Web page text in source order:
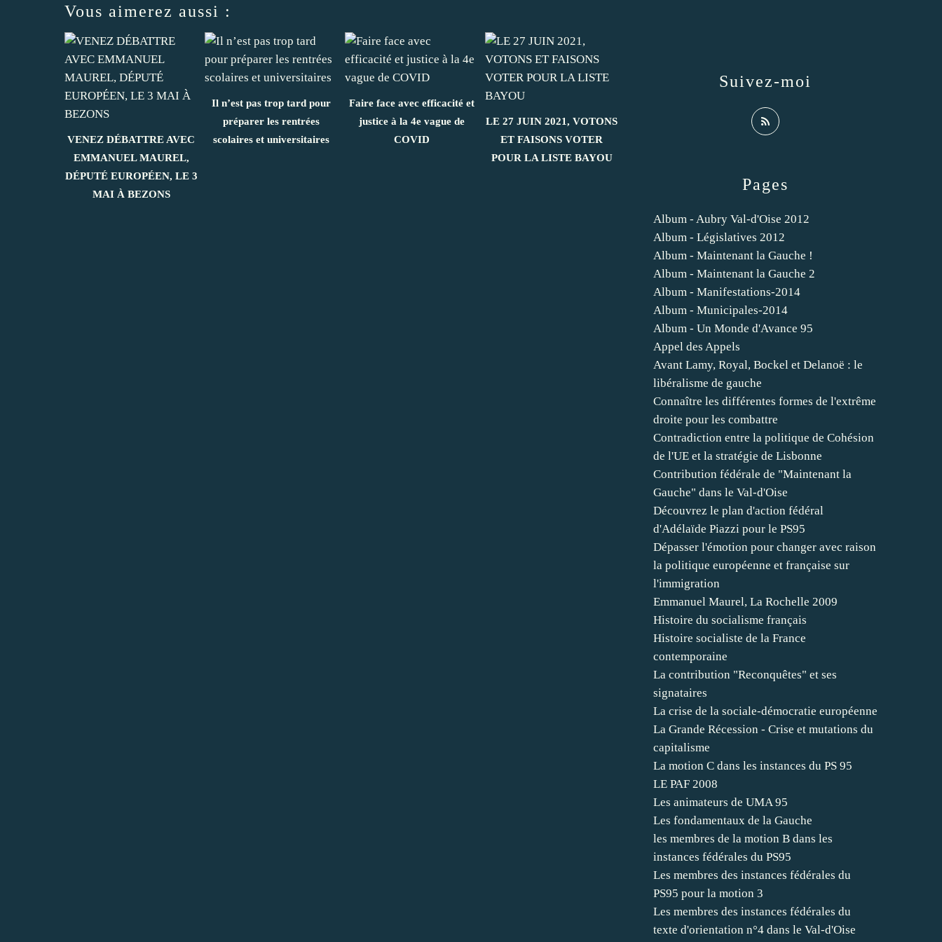
Vous aimerez aussi :
VENEZ DÉBATTRE AVEC
EMMANUEL MAUREL,
DÉPUTÉ EUROPÉEN, LE 3
MAI À BEZONS
Il n’est pas trop tard pour
préparer les rentrées
scolaires et universitaires
Faire face avec efficacité et
justice à la 4e vague de
COVID
LE 27 JUIN 2021, VOTONS
ET FAISONS VOTER
POUR LA LISTE BAYOU
Pages
Album - Aubry Val-d'Oise 2012
Album - Législatives 2012
Album - Maintenant la Gauche !
Album - Maintenant la Gauche 2
Album - Manifestations-2014
Album - Municipales-2014
Album - Un Monde d'Avance 95
Appel des Appels
Avant Lamy, Royal, Bockel et Delanoë : le
libéralisme de gauche
Connaître les différentes formes de l'extrême
droite pour les combattre
Contradiction entre la politique de Cohésion
de l'UE et la stratégie de Lisbonne
Contribution fédérale de "Maintenant la
Gauche" dans le Val-d'Oise
Découvrez le plan d'action fédéral
d'Adélaïde Piazzi pour le PS95
Dépasser l'émotion pour changer avec raison
la politique européenne et française sur
l'immigration
Emmanuel Maurel, La Rochelle 2009
Histoire du socialisme français
Histoire socialiste de la France
contemporaine
La contribution "Reconquêtes" et ses
signataires
La crise de la sociale-démocratie européenne
La Grande Récession - Crise et mutations du
capitalisme
La motion C dans les instances du PS 95
LE PAF 2008
Les animateurs de UMA 95
Les fondamentaux de la Gauche
les membres de la motion B dans les
instances fédérales du PS95
Les membres des instances fédérales du
PS95 pour la motion 3
Les membres des instances fédérales du
texte d'orientation n°4 dans le Val-d'Oise
Suivez-moi